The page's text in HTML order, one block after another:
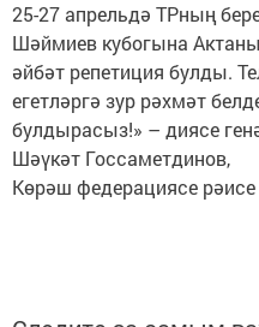
25-27 апрельдә ТРның
Шәймиев кубогына
әйбәт репетиция булды.
егетләргә зур рәхмәт
булдырасыз!» – диясе
Шәүкәт Госсаметдинов,
Көрәш федерациясе рәисе